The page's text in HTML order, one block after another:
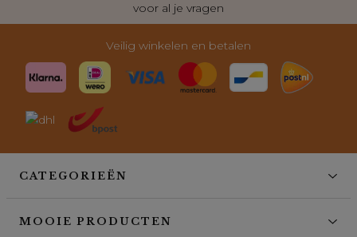
voor al je vragen
Veilig winkelen en betalen
CATEGORIEËN
MOOIE PRODUCTEN